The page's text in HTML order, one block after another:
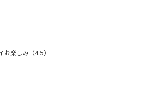
お楽しみ（4.5）